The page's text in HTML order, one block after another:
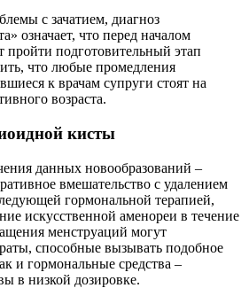
с зачатием, диагноз
означает, что перед началом
пройти подготовительный этап
что любые промедления
к врачам супруги стоят на
возраста.
кисты
данных новообразований –
вмешательство с удалением
гормональной терапией,
искусственной аменореи в течение
менструаций могут
способные вызывать подобное
и гормональные средства –
в низкой дозировке.